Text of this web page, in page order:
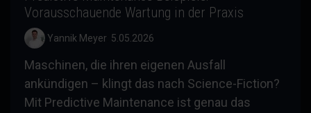
Vorausschauende Wartung in der Praxis
Yannik Meyer 5.05.2026
Maschinen, die ihren eigenen Ausfall
ankündigen – klingt das nach Science-Fiction?
Mit Predictive Maintenance ist genau das